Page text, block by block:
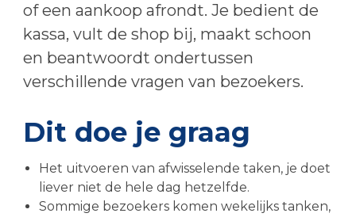
of een aankoop afrondt. Je bedient de
kassa, vult de shop bij, maakt schoon
en beantwoordt ondertussen
verschillende vragen van bezoekers.
Dit doe je graag
Het uitvoeren van afwisselende taken, je doet
liever niet de hele dag hetzelfde.
Sommige bezoekers komen wekelijks tanken,